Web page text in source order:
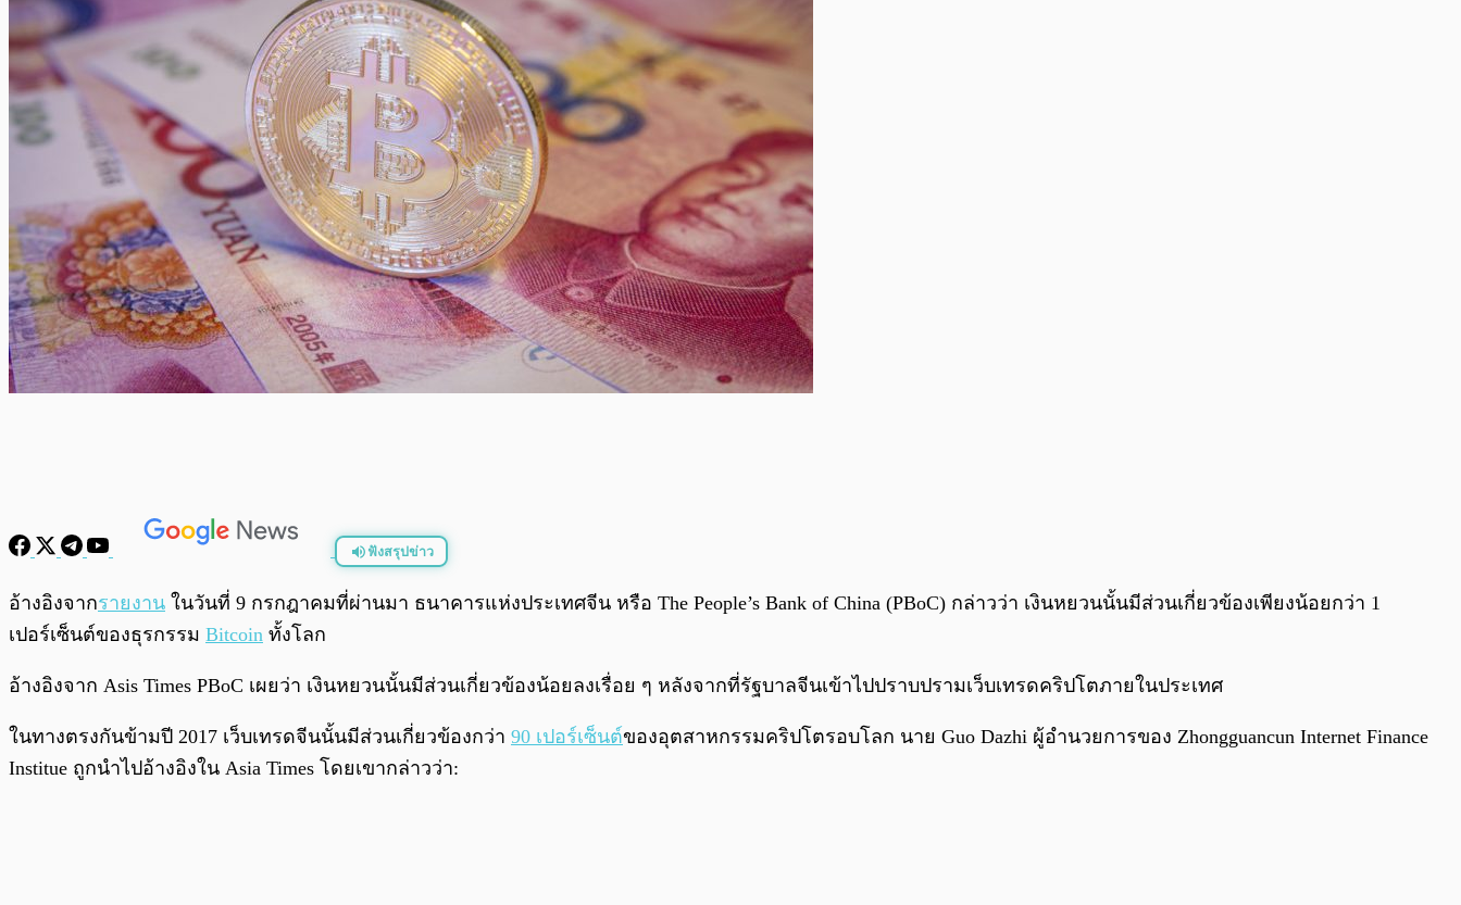
ฟังสรุปข่าว
0:00 0:00
อ้างอิงจากรายงาน ในวันที่ 9 กรกฎาคมที่ผ่านมา ธนาคารแห่งประเทศจีน หรือ The People’s Bank of China (PBoC) กล่าวว่า เงินหยวนนั้นมีส่วนเกี่ยวข้องเพียงน้อยกว่า 1
เปอร์เซ็นต์ของธุรกรรม Bitcoin ทั้งโลก
อ้างอิงจาก Asis Times PBoC เผยว่า เงินหยวนนั้นมีส่วนเกี่ยวข้องน้อยลงเรื่อย ๆ หลังจากที่รัฐบาลจีนเข้าไปปราบปรามเว็บเทรดคริปโตภายในประเทศ
ในทางตรงกันข้ามปี 2017 เว็บเทรดจีนนั้นมีส่วนเกี่ยวข้องกว่า 90 เปอร์เซ็นต์ของอุตสาหกรรมคริปโตรอบโลก นาย Guo Dazhi ผู้อำนวยการของ Zhongguancun Internet Finance
Institue ถูกนำไปอ้างอิงใน Asia Times โดยเขากล่าวว่า: